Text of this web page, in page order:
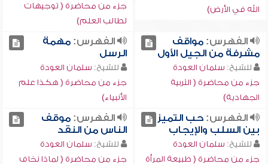
الله في الأرض)
جزء من محاضرة ( توجيهات
لطالب العلم)
الفهرس:مواقف
مشرفة من الجيل الأول
للشيخ: سلمان العودة
جزء من محاضرة ( التربية
الجهادية)
الفهرس:مهمة
الرسل
للشيخ: سلمان العودة
جزء من محاضرة ( هكذا علم
الأنبياء)
الفهرس:حب التميز
بين السلب والإيجاب
للشيخ: سلمان العودة
جزء من محاضرة ( طبيعة المرأة
الفهرس:موقف
الناس من النقد
للشيخ: سلمان العودة
جزء من محاضرة ( لماذا نخاف